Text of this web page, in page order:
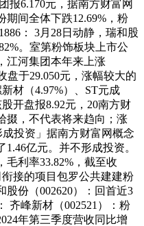
报6.170元，据南方财富网
期间全体下跌12.69%，粉
： 3月28日动静，瑞和股
。室第粉饰板块上市公
江河集团本年来上涨
盘于29.050元，涨幅较大的
材（4.97%）、ST元成
开盘报8.92元，20南方财
掇，不代表将来趋向；涨
成投资」据南方财富网概念
亿元。并不形成投资。
毛利率33.82%，截至收
接的项目包罗公共建建粉
份（002620）：回首近3
齐峰新材（002521）：粉
年第三季度营收同比增